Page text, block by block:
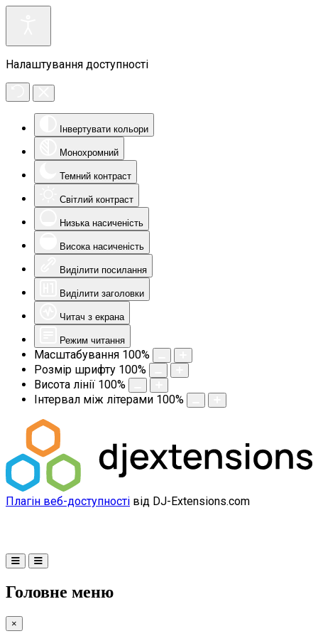
Налаштування доступності
Інвертувати кольори
Монохромний
Темний контраст
Світлий контраст
Низька насиченість
Висока насиченість
Виділити посилання
Виділити заголовки
Читач з екрана
Режим читання
Масштабування 100%
Розмір шрифту 100%
Висота лінії 100%
Інтервал між літерами 100%
Плагін веб-доступності від DJ-Extensions.com
Головне меню
×